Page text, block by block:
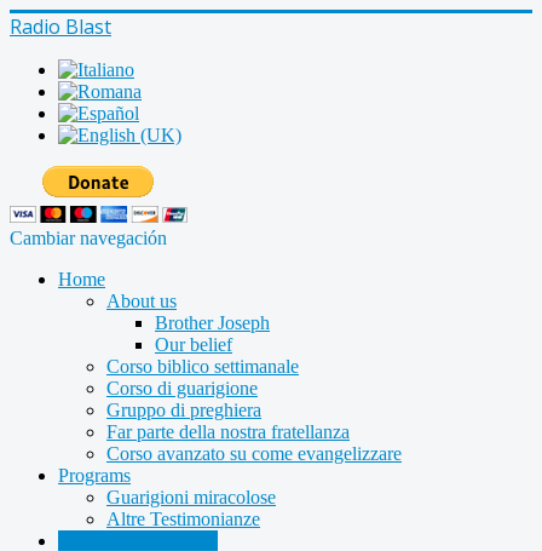
Radio Blast
Cambiar navegación
Home
About us
Brother Joseph
Our belief
Corso biblico settimanale
Corso di guarigione
Gruppo di preghiera
Far parte della nostra fratellanza
Corso avanzato su come evangelizzare
Programs
Guarigioni miracolose
Altre Testimonianze